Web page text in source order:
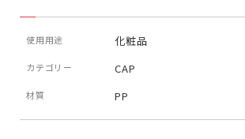
使用用途 化粧品
カテゴリー CAP
材質 PP